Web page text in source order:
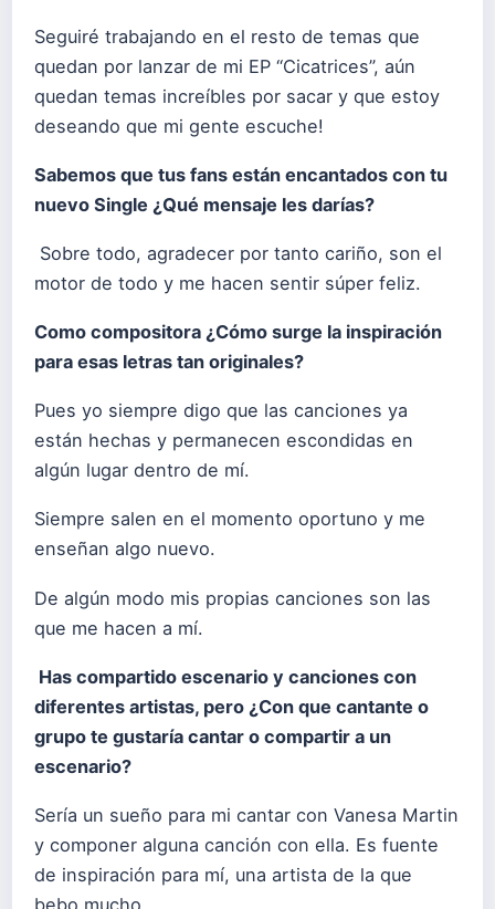
Seguiré trabajando en el resto de temas que
quedan por lanzar de mi EP “Cicatrices”, aún
quedan temas increíbles por sacar y que estoy
deseando que mi gente escuche!
Sabemos que tus fans están encantados con tu
nuevo Single ¿Qué mensaje les darías?
Sobre todo, agradecer por tanto cariño, son el
motor de todo y me hacen sentir súper feliz.
Como compositora ¿Cómo surge la inspiración
para esas letras tan originales?
Pues yo siempre digo que las canciones ya
están hechas y permanecen escondidas en
algún lugar dentro de mí.
Siempre salen en el momento oportuno y me
enseñan algo nuevo.
De algún modo mis propias canciones son las
que me hacen a mí.
Has compartido escenario y canciones con
diferentes artistas, pero ¿Con que cantante o
grupo te gustaría cantar o compartir a un
escenario?
Sería un sueño para mi cantar con Vanesa Martin
y componer alguna canción con ella. Es fuente
de inspiración para mí, una artista de la que
bebo mucho.